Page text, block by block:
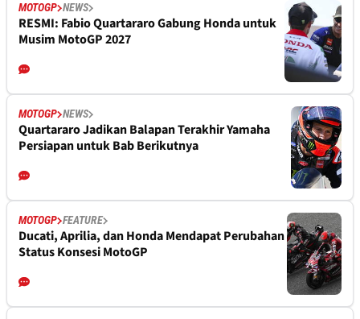
MOTOGP NEWS
RESMI: Fabio Quartararo Gabung Honda untuk
Musim MotoGP 2027
MOTOGP NEWS
Quartararo Jadikan Balapan Terakhir Yamaha
Persiapan untuk Bab Berikutnya
MOTOGP FEATURE
Ducati, Aprilia, dan Honda Mendapat Perubahan
Status Konsesi MotoGP